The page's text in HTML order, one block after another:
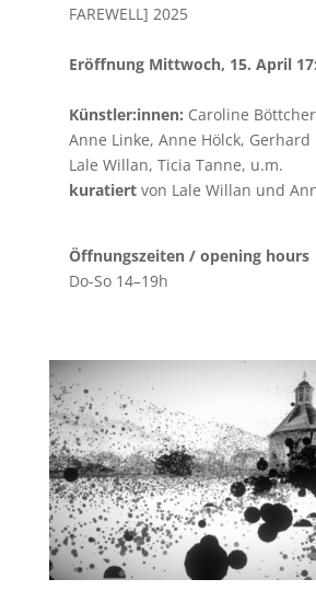
FAREWELL] 2025
Eröffnung Mittwoch, 15. April
Künstler:innen: Caroline
Anne Linke, Anne Hölck,
Lale Willan, Ticia Tanne, u.m.
kuratiertvon Lale Willan und
Öffnungszeiten / opening hours
Do-So 14–19h